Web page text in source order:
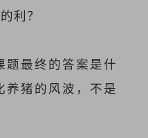
利？
题最终的答案是什
养猪的风波，不是